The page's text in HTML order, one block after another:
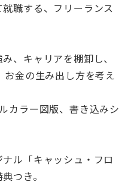
職する、フリーランス
、キャリアを棚卸し、
金の生み出し方を考え
カラー図版、書き込みシ
ル「キャッシュ・フロ
つき。